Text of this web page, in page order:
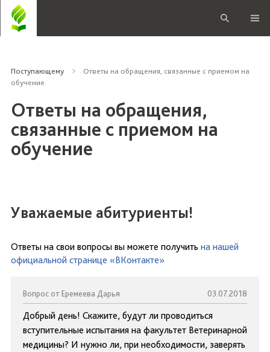
Поступающему
Ответы на обращения, связанные с приемом на
обучение
Ответы на обращения,
связанные с приемом на
обучение
Уважаемые абитуриенты!
Ответы на свои вопросы вы можете получить на нашей
официальной странице «ВКонтакте»
Вопрос от Еремеева Дарья 03.07.2018
Добрый день! Скажите, будут ли проводиться
вступительные испытания на факультет Ветеринарной
медицины? И нужно ли, при необходимости, заверять